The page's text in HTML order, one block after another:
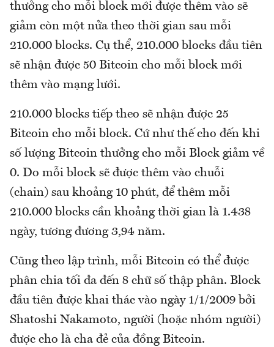
thưởng cho mỗi block mới được thêm vào sẽ
giảm còn một nửa theo thời gian sau mỗi
210.000 blocks. Cụ thể, 210.000 blocks đầu tiên
sẽ nhận được 50 Bitcoin cho mỗi block mới
thêm vào mạng lưới.
210.000 blocks tiếp theo sẽ nhận được 25
Bitcoin cho mỗi block. Cứ như thế cho đến khi
số lượng Bitcoin thưởng cho mỗi Block giảm về
0. Do mỗi block sẽ được thêm vào chuỗi
(chain) sau khoảng 10 phút, để thêm mỗi
210.000 blocks cần khoảng thời gian là 1.438
ngày, tương đương 3,94 năm.
Cũng theo lập trình, mỗi Bitcoin có thể được
phân chia tối đa đến 8 chữ số thập phân. Block
đầu tiên được khai thác vào ngày 1/1/2009 bởi
Shatoshi Nakamoto, người (hoặc nhóm người)
được cho là cha đẻ của đồng Bitcoin.